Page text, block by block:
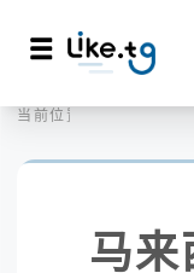
当前位置：
马来